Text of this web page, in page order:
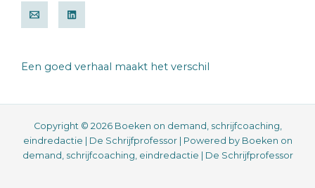
Een goed verhaal maakt het verschil
Copyright © 2026 Boeken on demand, schrijfcoaching,
eindredactie | De Schrijfprofessor | Powered by Boeken on
demand, schrijfcoaching, eindredactie | De Schrijfprofessor